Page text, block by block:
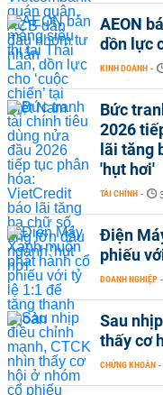
AEON
dồn lực
KINH DOANH -
Bức
2026
lãi tăng
'hụt hơi'
TÀI CHÍNH -
Điện
phiếu
DOANH NGHIỆP -
Sau
thấy cơ
CHỨNG KHOÁN -